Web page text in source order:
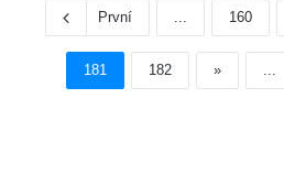
První 160
181 182 »